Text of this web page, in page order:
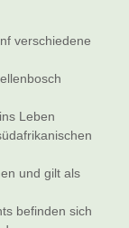
verschiedene
Leben
und gilt als
befinden sich